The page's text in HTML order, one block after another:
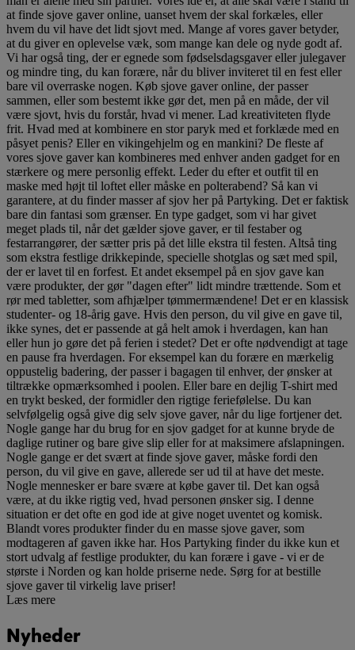
at finde sjove gaver online, uanset hvem der skal forkæles, eller
hvem du vil have det lidt sjovt med. Mange af vores gaver betyder,
at du giver en oplevelse væk, som mange kan dele og nyde godt af.
Vi har også ting, der er egnede som fødselsdagsgaver eller julegaver
og mindre ting, du kan forære, når du bliver inviteret til en fest eller
bare vil overraske nogen. Køb sjove gaver online, der passer
sammen, eller som bestemt ikke gør det, men på en måde, der vil
være sjovt, hvis du forstår, hvad vi mener. Lad kreativiteten flyde
frit. Hvad med at kombinere en stor paryk med et forklæde med en
påsyet penis? Eller en vikingehjelm og en mankini? De fleste af
vores sjove gaver kan kombineres med enhver anden gadget for en
stærkere og mere personlig effekt. Leder du efter et outfit til en
maske med højt til loftet eller måske en polterabend? Så kan vi
garantere, at du finder masser af sjov her på Partyking. Det er faktisk
bare din fantasi som grænser. En type gadget, som vi har givet
meget plads til, når det gælder sjove gaver, er til festaber og
festarrangører, der sætter pris på det lille ekstra til festen. Altså ting
som ekstra festlige drikkepinde, specielle shotglas og sæt med spil,
der er lavet til en forfest. Et andet eksempel på en sjov gave kan
være produkter, der gør "dagen efter" lidt mindre trættende. Som et
rør med tabletter, som afhjælper tømmermændene! Det er en klassisk
studenter- og 18-årig gave. Hvis den person, du vil give en gave til,
ikke synes, det er passende at gå helt amok i hverdagen, kan han
eller hun jo gøre det på ferien i stedet? Det er ofte nødvendigt at tage
en pause fra hverdagen. For eksempel kan du forære en mærkelig
oppustelig badering, der passer i bagagen til enhver, der ønsker at
tiltrække opmærksomhed i poolen. Eller bare en dejlig T-shirt med
en trykt besked, der formidler den rigtige feriefølelse. Du kan
selvfølgelig også give dig selv sjove gaver, når du lige fortjener det.
Nogle gange har du brug for en sjov gadget for at kunne bryde de
daglige rutiner og bare give slip eller for at maksimere afslapningen.
Nogle gange er det svært at finde sjove gaver, måske fordi den
person, du vil give en gave, allerede ser ud til at have det meste.
Nogle mennesker er bare svære at købe gaver til. Det kan også
være, at du ikke rigtig ved, hvad personen ønsker sig. I denne
situation er det ofte en god ide at give noget uventet og komisk.
Blandt vores produkter finder du en masse sjove gaver, som
modtageren af gaven ikke har. Hos Partyking finder du ikke kun et
stort udvalg af festlige produkter, du kan forære i gave - vi er de
største i Norden og kan holde priserne nede. Sørg for at bestille
sjove gaver til virkelig lave priser!
Læs mere
Nyheder